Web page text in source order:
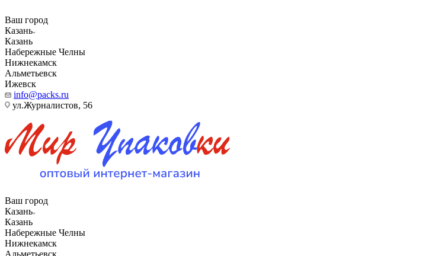
Ваш город
Казань
Казань
Набережные Челны
Нижнекамск
Альметьевск
Ижевск
info@packs.ru
ул.Журналистов, 56
Ваш город
Казань
Казань
Набережные Челны
Нижнекамск
Альметьевск